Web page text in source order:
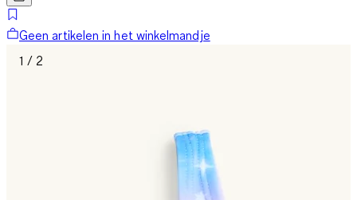
Geen artikelen in het winkelmandje
1 / 2